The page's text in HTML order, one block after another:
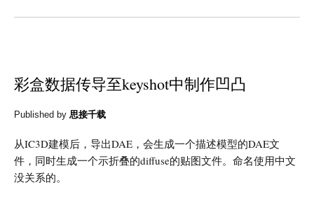
彩盒数据传导至keyshot中制作凹凸
Published by 思接千载
从IC3D建模后，导出DAE，会生成一个描述模型的DAE文
件，同时生成一个示折叠的diffuse的贴图文件。命名使用中文
没关系的。